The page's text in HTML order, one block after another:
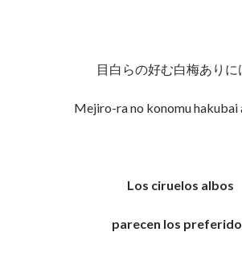
目白らの好む白梅ありに
Mejiro-ra no konomu hakubai
Los ciruelos albos
parecen los